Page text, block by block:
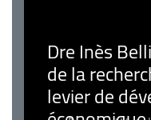
Dre Inès
de la
levier de